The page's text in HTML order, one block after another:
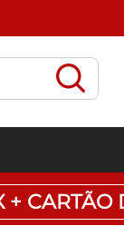
+ CARTÃO